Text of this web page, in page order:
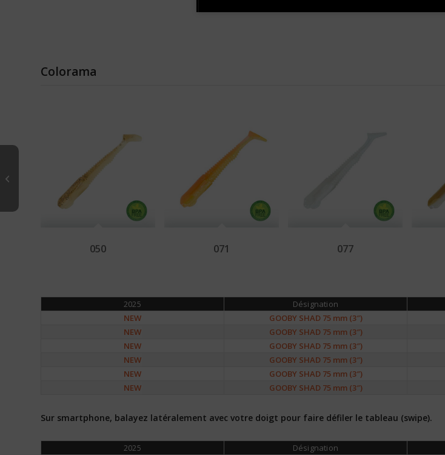
Colorama
050 071 077
2025 Désignation
NEW
GOOBY SHAD 75 mm (3″)
NEW
GOOBY SHAD 75 mm (3″)
NEW
GOOBY SHAD 75 mm (3″)
NEW
GOOBY SHAD 75 mm (3″)
NEW
GOOBY SHAD 75 mm (3″)
NEW
GOOBY SHAD 75 mm (3″)
Sur smartphone, balayez latéralement avec votre doigt pour faire défiler le tableau (swipe).
2025 Désignation
– GOOBY SHAD
PACK